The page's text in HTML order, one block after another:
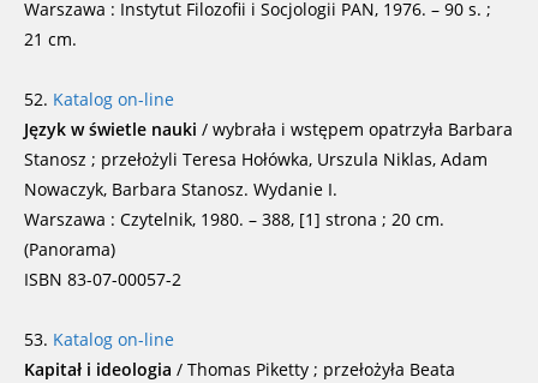
Warszawa : Instytut Filozofii i Socjologii PAN, 1976. – 90 s. ;
21 cm.
52. Katalog on-line
Język w świetle nauki / wybrała i wstępem opatrzyła Barbara
Stanosz ; przełożyli Teresa Hołówka, Urszula Niklas, Adam
Nowaczyk, Barbara Stanosz. Wydanie I.
Warszawa : Czytelnik, 1980. – 388, [1] strona ; 20 cm.
(Panorama)
ISBN 83-07-00057-2
53. Katalog on-line
Kapitał i ideologia / Thomas Piketty ; przełożyła Beata